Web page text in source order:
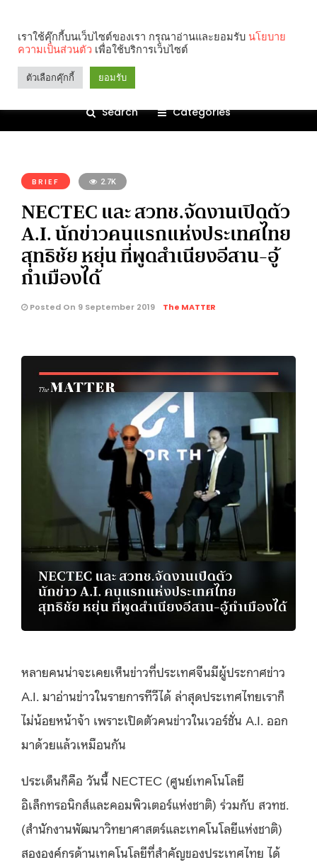
Search Categories
BRIEF 2.7K
NECTEC และ สวทช.จัดงานเปิดตัว
A.I. นักข่าวคนแรกแห่งประเทศไทย
สุทธิชัย หยุ่น ที่พูดสำเนียงอีสาน-อู้
กำเมืองได้
Posted On 9 September 2019 The MATTER
หลายคนน่าจะเคยเห็นข่าวที่ประเทศจีนมีผู้ประกาศข่าว
A.I. มาอ่านข่าวในรายการทีวีได้ ล่าสุดประเทศไทยเราก็
ไม่น้อยหน้าจ้า เพราะเปิดตัวคนข่าวในเวอร์ชั่น A.I. ออก
มาด้วยแล้วเหมือนกัน
ประเด็นก็คือ วันนี้ NECTEC (ศูนย์เทคโนโลยี
อิเล็กทรอนิกส์และคอมพิวเตอร์แห่งชาติ) ร่วมกับ สวทช.
(สำนักงานพัฒนาวิทยาศาสตร์และเทคโนโลยีแห่งชาติ)
สององค์กรด้านเทคโนโลยีที่สำคัญของประเทศไทย ได้
เราใช้คุ๊กกี้บนเว็บไซต์ของเรา กรุณาอ่านและยอมรับ นโยบาย
ความเป็นส่วนตัว เพื่อใช้บริการเว็บไซต์
ตัวเลือกคุ๊กกี้ ยอมรับ